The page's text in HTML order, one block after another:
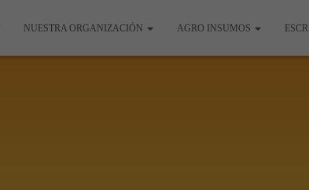
NUESTRA ORGANIZACIÓN AGRO INSUMOS